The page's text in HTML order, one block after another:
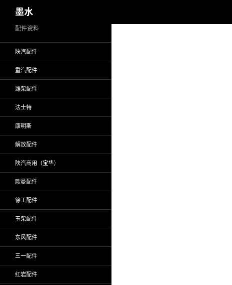
至
墨水
配件资料
陕汽配件
重汽配件
潍柴配件
法士特
康明斯
解放配件
陕汽商用（宝华）
欧曼配件
徐工配件
玉柴配件
东风配件
三一配件
红岩配件